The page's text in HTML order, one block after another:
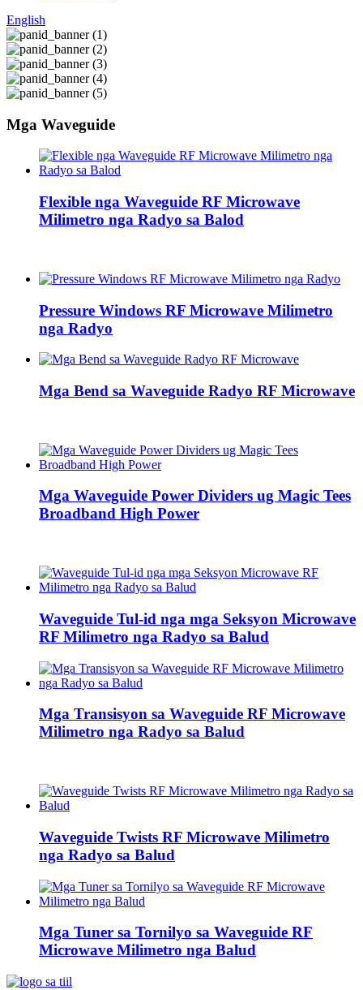
English
Mga Waveguide
Flexible nga Waveguide RF Microwave
Milimetro nga Radyo sa Balod
Pressure Windows RF Microwave Milimetro
nga Radyo
Mga Bend sa Waveguide Radyo RF Microwave
Mga Waveguide Power Dividers ug Magic Tees
Broadband High Power
Waveguide Tul-id nga mga Seksyon Microwave
RF Milimetro nga Radyo sa Balud
Mga Transisyon sa Waveguide RF Microwave
Milimetro nga Radyo sa Balud
Waveguide Twists RF Microwave Milimetro
nga Radyo sa Balud
Mga Tuner sa Tornilyo sa Waveguide RF
Microwave Milimetro nga Balud